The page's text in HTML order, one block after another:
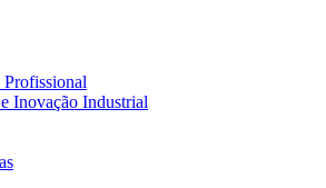
Profissional
Inovação Industrial